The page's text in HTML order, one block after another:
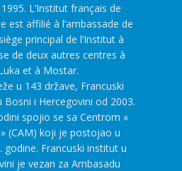
L’Institut français de
est affilié à l’ambassade de
principal de l’Institut à
de deux autres centres à
et à Mostar.
u 143 države, Francuski
i Hercegovini od 2003.
spojio se sa Centrom «
(CAM) koji je postojao u
godine. Francuski institut u
je vezan za Ambasadu